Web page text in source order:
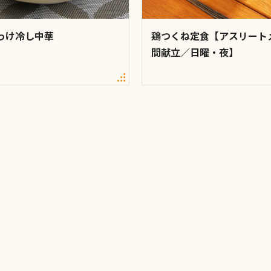
け冷し中華
鶏つくね定食【アスリート
間献立／日曜・夜】